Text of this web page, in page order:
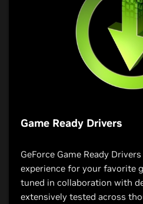
Game Ready Drivers
GeForce Game Ready
experience for your favorite
tuned in collaboration with
extensively tested across